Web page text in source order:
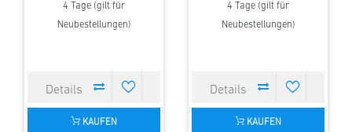
4 Tage (gilt für
Neubestellungen)
KAUFEN
4 Tage (gilt für
Neubestellungen)
KAUFEN